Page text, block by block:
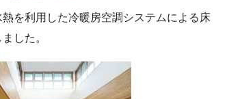
を利用した冷暖房空調システムによる床
した。